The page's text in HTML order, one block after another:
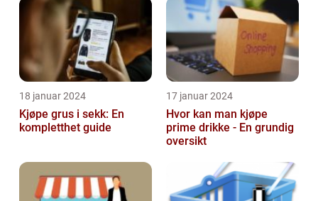
18 januar 2024
Kjøpe grus i sekk: En
kompletthet guide
17 januar 2024
Hvor kan man kjøpe
prime drikke - En grundig
oversikt